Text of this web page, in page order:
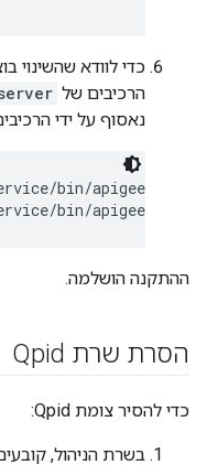
כדי לוודא שהשינוי
הרכיבים של
נאסוף על ידי
bin/apigee-
bin/apigee-
ההתקנה הושלמה.
הסרת שרת Qpid
כדי להסיר צומת Qpid:
בשרת הניהול,